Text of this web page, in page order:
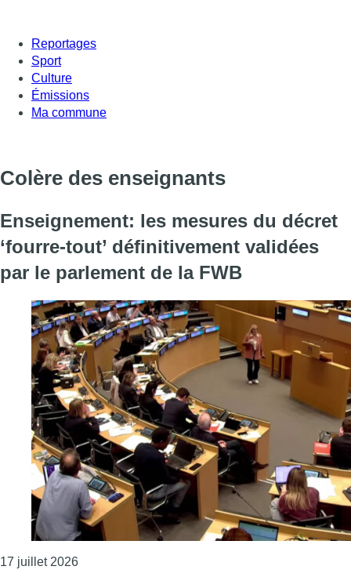
Reportages
Sport
Culture
Émissions
Ma commune
Colère des enseignants
Enseignement: les mesures du décret
‘fourre-tout’ définitivement validées
par le parlement de la FWB
17 juillet 2026Consulter l'article "Enseignement: les mesures